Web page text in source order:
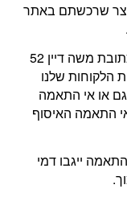
שרכשתם באתר
החזרת המוצר תעשה על ידי הלקוח, בכתובת משה דיין 52
הלקוחות שלנו
או אי התאמה
התאמה האיסוף
ייגבו דמי